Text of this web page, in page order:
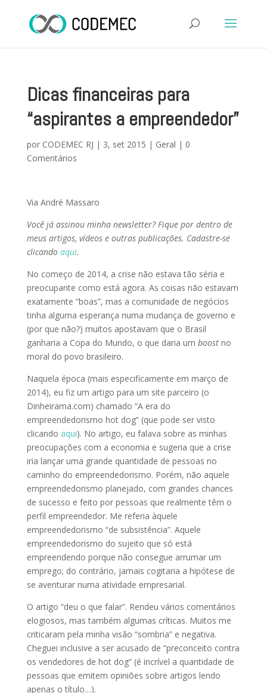
Dicas financeiras para
“aspirantes a empreendedor”
por CODEMEC RJ | 3, set 2015 | Geral | 0
Comentários
Via André Massaro
Você já assinou minha newsletter? Fique por dentro de
meus artigos, vídeos e outras publicações. Cadastre-se
clicando aqui.
No começo de 2014, a crise não estava tão séria e
preocupante como está agora. As coisas não estavam
exatamente “boas”, mas a comunidade de negócios
tinha alguma esperança numa mudança de governo e
(por que não?) muitos apostavam que o Brasil
ganharia a Copa do Mundo, o que daria um boostno
moral do povo brasileiro.
Naquela época (mais especificamente em março de
2014), eu fiz um artigo para um site parceiro (o
Dinheirama.com) chamado “A era do
empreendedorismo hot dog” (que pode ser visto
clicando aqui). No artigo, eu falava sobre as minhas
preocupações com a economia e sugeria que a crise
iria lançar uma grande quantidade de pessoas no
caminho do empreendedorismo. Porém, não aquele
empreendedorismo planejado, com grandes chances
de sucesso e feito por pessoas que realmente têm o
perfil empreendedor. Me referia àquele
empreendedorismo “de subsistência”. Aquele
empreendedorismo do sujeito que só está
empreendendo porque não consegue arrumar um
emprego; do contrário, jamais cogitaria a hipótese de
se aventurar numa atividade empresarial.
O artigo “deu o que falar”. Rendeu vários comentários
elogiosos, mas também algumas críticas. Muitos me
criticaram pela minha visão “sombria” e negativa.
Cheguei inclusive a ser acusado de “preconceito contra
os vendedores de hot dog” (é incrível a quantidade de
pessoas que emitem opiniões sobre artigos lendo
apenas o título…).